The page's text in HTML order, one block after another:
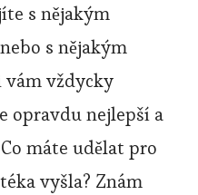
s nějakým
s nějakým
vám vždycky
opravdu nejlepší a
máte udělat pro
vyšla? Znám